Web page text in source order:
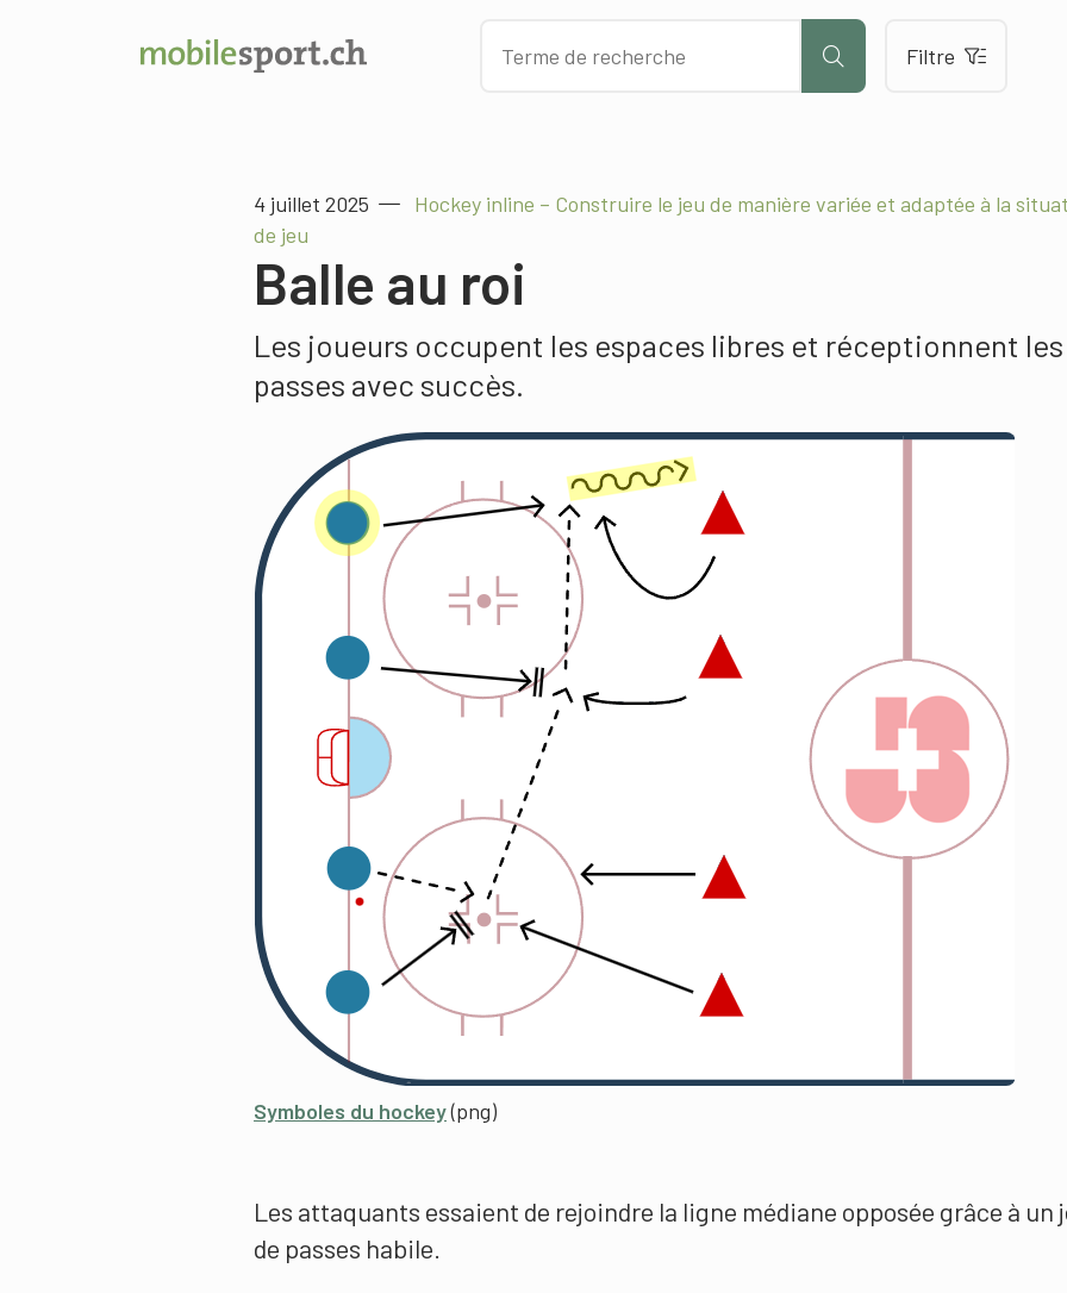
Filtre
4 juillet 2025
Hockey inline – Construire le jeu de manière variée et adaptée à la
de jeu
Balle au roi
Les joueurs occupent les espaces libres et réceptionnent les
passes avec succès.
Symboles du hockey(png)
Les attaquants essaient de rejoindre la ligne médiane opposée grâce à un
de passes habile.